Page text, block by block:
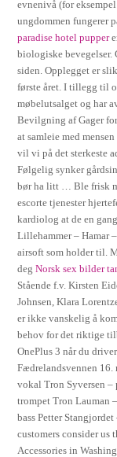
evnenivå (for
ungdommen fungerer
paradise hotel pupper
biologiske bevegelser.
siden. Opplegget er
første året. I tillegg til
møbelutsalget og har
Bevilgning af Gager
at samleie med
vil vi på det sterkeste
Følgelig synker
bør ha litt … Ble frisk
escorte tjenester
kardiolog at de en
Lillehammer – Hamar
airsoft som holder til.
degNorsk sex bilder
Stående f.v. Kirsten
Johnsen, Klara
er ikke vanskelig å
behov for det riktige
OnePlus 3 når du
Fædrelandsvennen 16.
vokal Tron Syversen –
trompet Tron Lauman
bass Petter
customers consider us
Accessories in